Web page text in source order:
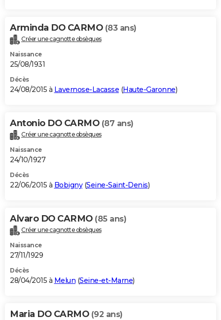
Arminda DO CARMO (83 ans)
Créer une cagnotte obsèques
Naissance
25/08/1931
Décès
24/08/2015 à Lavernose-Lacasse (Haute-Garonne)
Antonio DO CARMO (87 ans)
Créer une cagnotte obsèques
Naissance
24/10/1927
Décès
22/06/2015 à Bobigny(Seine-Saint-Denis)
Alvaro DO CARMO (85 ans)
Créer une cagnotte obsèques
Naissance
27/11/1929
Décès
28/04/2015 à Melun (Seine-et-Marne)
Maria DO CARMO (92 ans)